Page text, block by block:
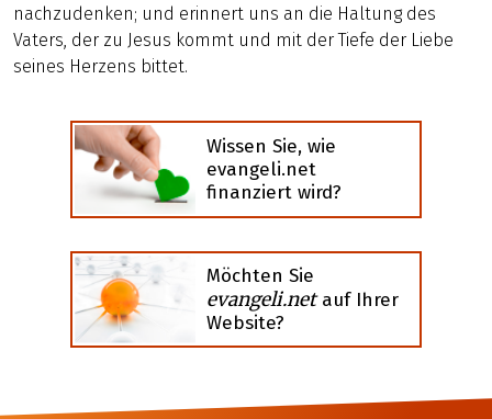
nachzudenken; und erinnert uns an die Haltung des
Vaters, der zu Jesus kommt und mit der Tiefe der Liebe
seines Herzens bittet.
Wissen Sie, wie
evangeli.net
finanziert wird?
Möchten Sie
evangeli.netauf Ihrer
Website?